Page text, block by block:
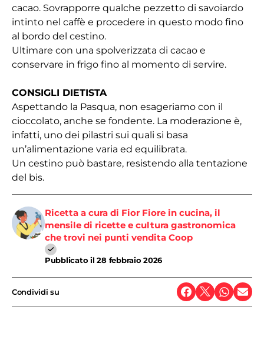
cacao. Sovrapporre qualche pezzetto di savoiardo
intinto nel caffè e procedere in questo modo fino
al bordo del cestino.
Ultimare con una spolverizzata di cacao e
conservare in frigo fino al momento di servire.
CONSIGLI DIETISTA
Aspettando la Pasqua, non esageriamo con il
cioccolato, anche se fondente. La moderazione è,
infatti, uno dei pilastri sui quali si basa
un’alimentazione varia ed equilibrata.
Un cestino può bastare, resistendo alla tentazione
del bis.
Ricetta a cura di Fior Fiore in cucina, il
mensile di ricette e cultura gastronomica
che trovi nei punti vendita Coop
Pubblicato il28 febbraio 2026
Condividi su